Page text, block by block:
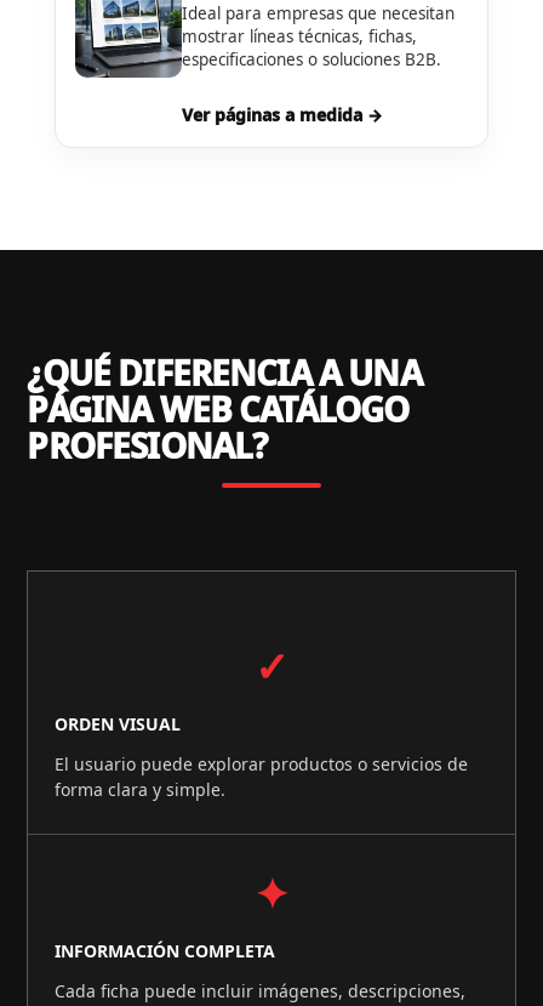
Ideal para empresas que necesitan
mostrar líneas técnicas, fichas,
especificaciones o soluciones B2B.
Ver páginas a medida →
¿QUÉ DIFERENCIA A UNA
PÁGINA WEB CATÁLOGO
PROFESIONAL?
✓
ORDEN VISUAL
El usuario puede explorar productos o servicios de
forma clara y simple.
✦
INFORMACIÓN COMPLETA
Cada ficha puede incluir imágenes, descripciones,